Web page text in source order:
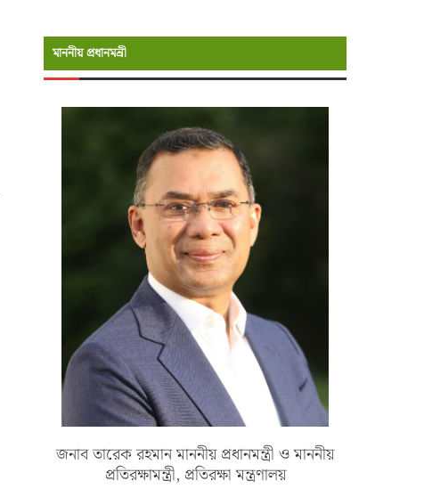
মাননীয় প্রধানমন্রী
জনাব তারেক রহমান মাননীয় প্রধানমন্ত্রী ও মাননীয়
প্রতিরক্ষামন্ত্রী, প্রতিরক্ষা মন্ত্রণালয়